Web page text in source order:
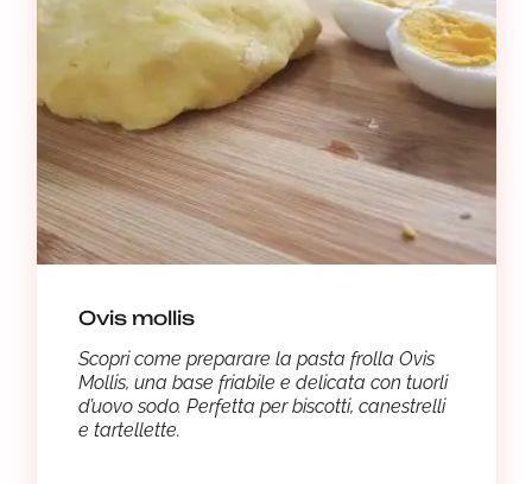
Ovis mollis
Scopri come preparare la pasta frolla Ovis
Mollis, una base friabile e delicata con tuorli
d’uovo sodo. Perfetta per biscotti, canestrelli
e tartellette.